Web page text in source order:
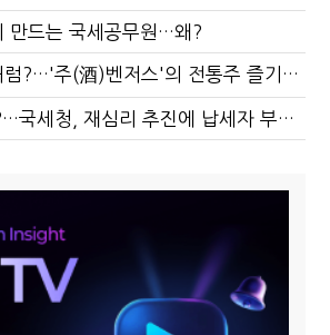
만드는 국세공무원…왜?
막걸리를 하이볼처럼?…'주(酒)벤저스'의 전통주 즐기는 법
심판원 결정 번복?…국세청, 재심리 추진에 납세자 부담 우려